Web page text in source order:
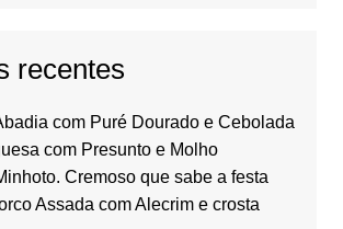
recentes
com Puré Dourado e Cebolada
com Presunto e Molho
Cremoso que sabe a festa
Assada com Alecrim e crosta